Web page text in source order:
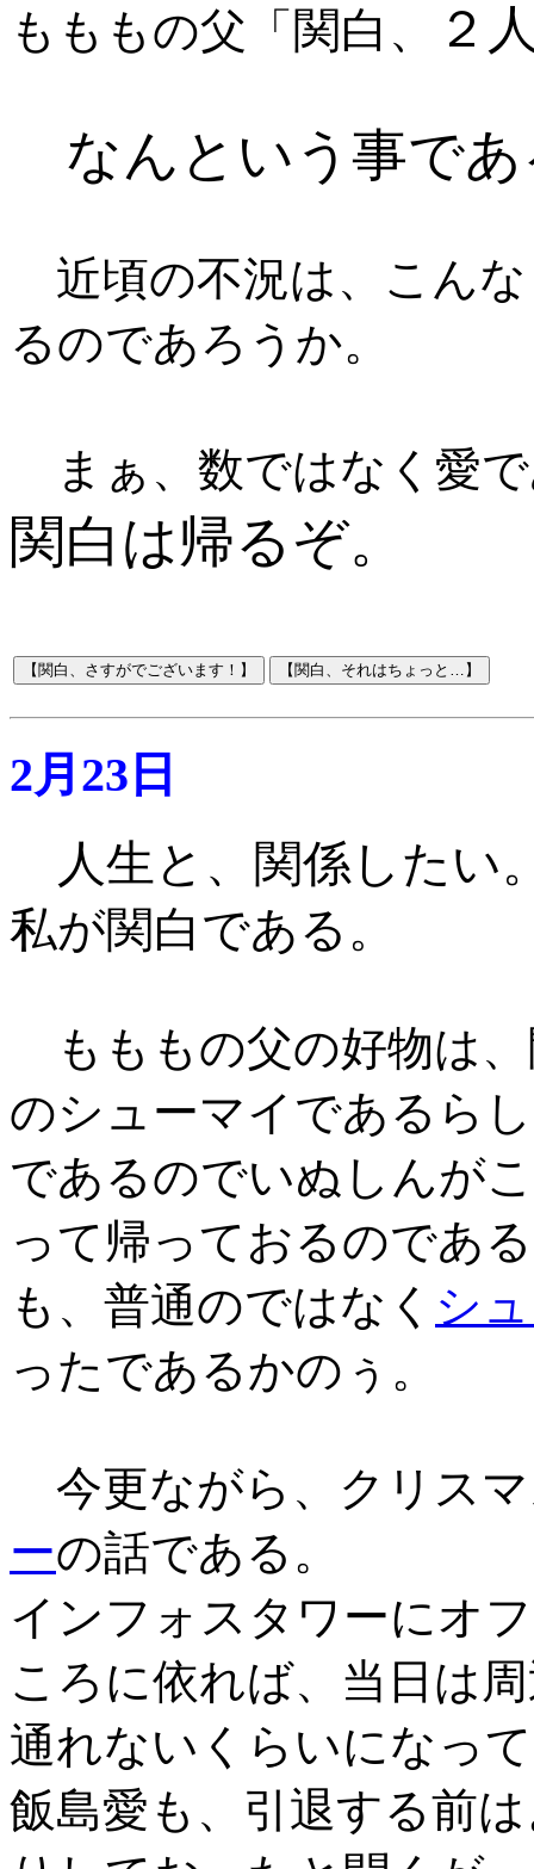
もももの父「 関白、 ２
なんという事であ
近頃の不況は、こん
るのであろうか。
まぁ、数ではなく愛
関白は帰るぞ。
2月23日
人生と、関係したい
私が関白である。
もももの父の好物は
のシューマイであるら
であるのでいぬしんが
って帰っておるのであ
も、普通のではなく シ
ったであるかのぅ。
今更ながら、クリス
ーの話である。
インフォスタワーにオ
ころに依れば、当日は
通れないくらいになっ
飯島愛も、引退する前